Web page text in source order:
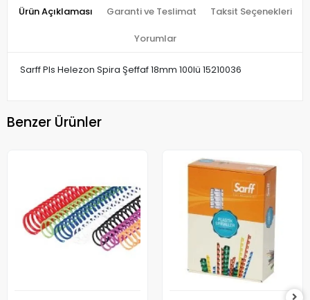
Ürün Açıklaması Garanti ve Teslimat Taksit Seçenekleri
Yorumlar
Sarff Pls Helezon Spira Şeffaf 18mm 100lü 15210036
Benzer Ürünler